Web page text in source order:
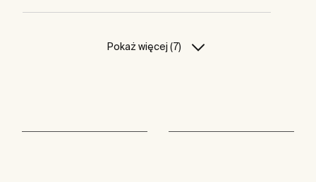
Pokaż więcej (7)